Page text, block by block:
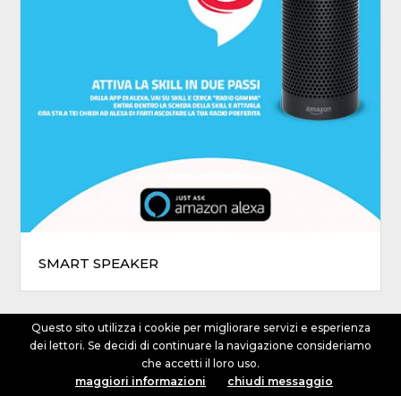
ANGIE
SMART SPEAKER
SOCIAL
Questo sito utilizza i cookie per migliorare servizi e esperienza
dei lettori. Se decidi di continuare la navigazione consideriamo
che accetti il loro uso.
maggiori informazioni
chiudi messaggio